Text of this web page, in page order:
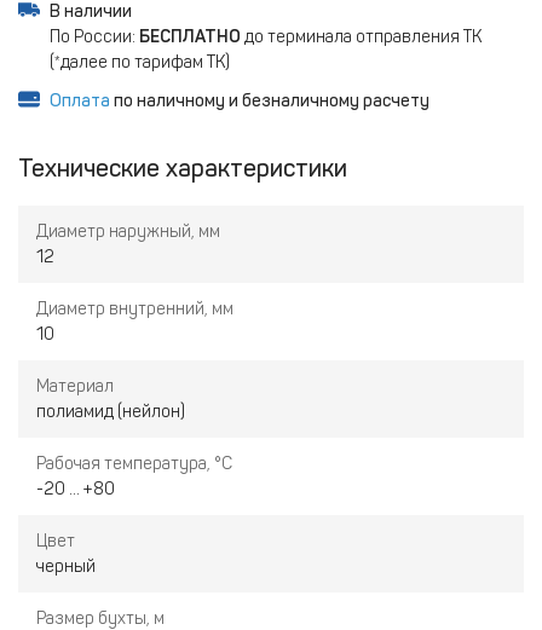
В наличии
По России: БЕСПЛАТНО до терминала отправления ТК
(*далее по тарифам ТК)
Оплата по наличному и безналичному расчету
Технические характеристики
Диаметр наружный, мм
12
Диаметр внутренний, мм
10
Материал
полиамид (нейлон)
Рабочая температура, °С
-20 ... +80
Цвет
черный
Размер бухты, м